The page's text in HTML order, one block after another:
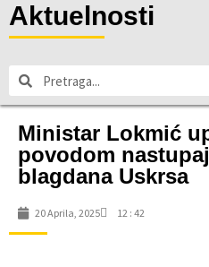
Aktuelnosti
Ministar Lokmić
povodom
blagdana Uskrsa
20 Aprila, 2025 12 : 42